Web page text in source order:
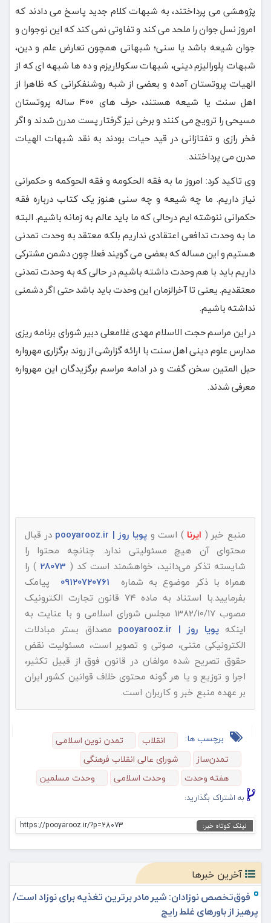
پژوهشی می پرداختند، به شبهات کلام جدید پاسخ می دادند که
امروز نسل جوان را ملحد می کند و تفاوتی نمی کند که این نوجوان و
جوان شیعه باشد یا سنی؛ شبهاتی همچون تعارض علم و دین،
شبهات پلورالیزم دینی، شبهات سکولاریزم و ده ها شبهه ای که از
الهیات پروتستان آمده و بعضی از شبه روشنفکرانی که ظاهرا از
اهل سنت یا شیعه هستند، حرف های ۴۰۰ ساله پروتستان
مسیحی را ترویج می کنند و برخی نیز گرفتار پست مدرن شدند و اگر
فخر رازی و تفتازانی در قید حیات بودند به نقد شبهات الهیات
مدرن می پرداختند.
وی تاکید کرد: امروز ما به فقه الحکومه و فقه الحوکمه و حکمرانی
نیاز داریم. ما چه شیعه و چه سنی هنوز یک کتاب درباره فقه
حکمرانی ننوشته ایم درحالی که ما باید عالم به زمانه باشیم. البته
ما به وحدت تدافعی اعتقادی نداریم بلکه معتقد به وحدت تمدنی
هستیم و این مساله که بعضی می گویند فعلا چون دشمن مشترکی
داریم باید با هم وحدت داشته باشیم در حالی که به وحدت تمدنی
معتقدیم. یعنی تا آخرالزمان این وحدت باید باشد حتی اگر دشمنی
نداشته باشیم.
در این مراسم حجت الاسلام مهدی غلامعلی دبیر شورای برنامه ریزی
مدارس علوم دینی اهل سنت با ارائه گزارشی از روند برگزاری مهرواره
حبل المتین سخن گفت و در ادامه مراسم برگزیدگان این مهرواره
معرفی شدند.
منبع خبر ( ایرنا ) است وپویا روز | pooyarooz.ir
در قبال
محتوای آن هیچ مسئولیتی ندارد. چنانچه محتوا را
شایسته تذکر می‌دانید، خواهشمند است کد (
) را
همراه با ذکر موضوع به شماره
پیامک
بفرمایید.با استناد به ماده ۷۴ قانون تجارت الکترونیک
مصوب ۱۳۸۲/۱۰/۱۷ مجلس شورای اسلامی و با عنایت به
اینکهپویا روز | pooyarooz.ir
مصداق بستر مبادلات
الکترونیکی متنی، صوتی و تصویر است، مسئولیت نقض
حقوق تصریح شده مولفان در قانون فوق از قبیل تکثیر،
اجرا و توزیع و یا هر گونه محتوی خلاف قوانین کشور ایران
بر عهده منبع خبر و کاربران است.
برچسب ها: انقلاب
تمدن نوین اسلامی
تمدن‌ساز
شورای عالی انقلاب فرهنگی
هفته وحدت
وحدت اسلامی وحدت مسلمین
به اشتراک بگذارید:
لینک کوتاه خبر: https://pooyarooz.ir/?p=28073
آخرین خبرها
فوق‌تخصص نوزادان: شیر مادر برترین تغذیه برای نوزاد است/
پرهیز از باورهای غلط رایج